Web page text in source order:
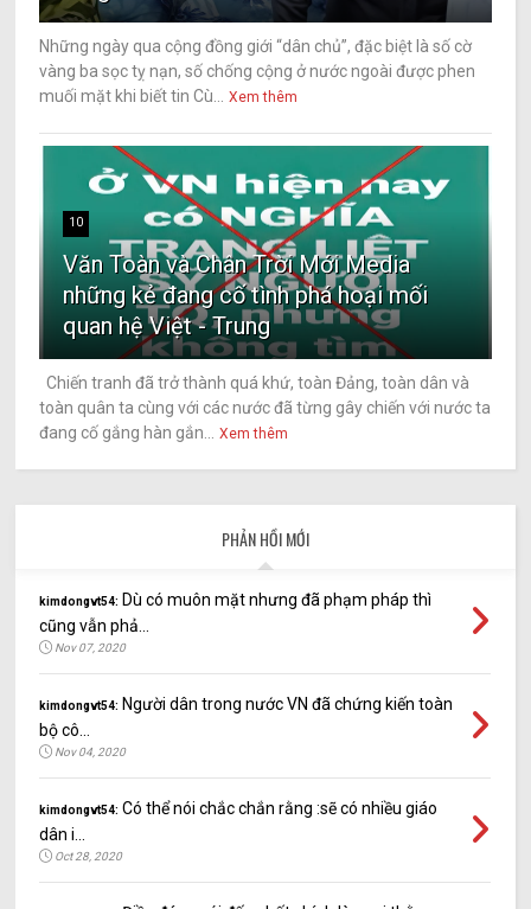
Những ngày qua cộng đồng giới “dân chủ”, đặc biệt là số cờ
vàng ba sọc tỵ nạn, số chống cộng ở nước ngoài được phen
muối mặt khi biết tin Cù...
Xem thêm
10
Văn Toàn và Chân Trời Mới Media
những kẻ đang cố tình phá hoại mối
quan hệ Việt - Trung
Chiến tranh đã trở thành quá khứ, toàn Đảng, toàn dân và
toàn quân ta cùng với các nước đã từng gây chiến với nước ta
đang cố gắng hàn gắn...
Xem thêm
PHẢN HỒI MỚI
kimdongvt54: Dù có muôn mặt nhưng đã phạm pháp thì
cũng vẫn phả...
Nov 07, 2020
kimdongvt54: Người dân trong nước VN đã chứng kiến toàn
bộ cô...
Nov 04, 2020
kimdongvt54: Có thể nói chắc chắn rằng :sẽ có nhiều giáo
dân i...
Oct 28, 2020